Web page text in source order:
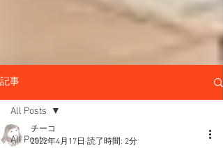
記事
All Posts
All Posts
チーコ
2022年4月17日 読了時間: 2分